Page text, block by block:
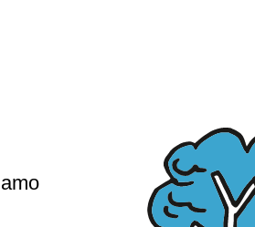
amo